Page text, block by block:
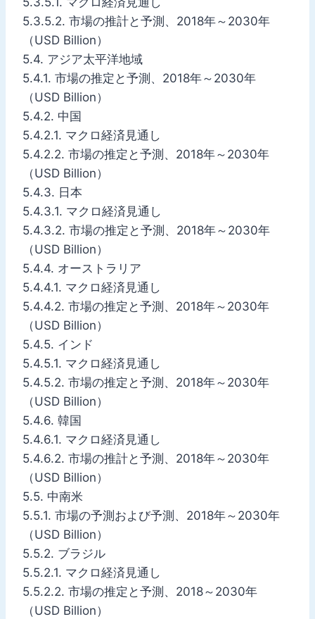
5.3.5.2. 市場の推計と予測、2018年～2030年
（USD Billion）
5.4. アジア太平洋地域
5.4.1. 市場の推定と予測、2018年～2030年
（USD Billion）
5.4.2. 中国
5.4.2.1. マクロ経済見通し
5.4.2.2. 市場の推定と予測、2018年～2030年
（USD Billion）
5.4.3. 日本
5.4.3.1. マクロ経済見通し
5.4.3.2. 市場の推定と予測、2018年～2030年
（USD Billion）
5.4.4. オーストラリア
5.4.4.1. マクロ経済見通し
5.4.4.2. 市場の推定と予測、2018年～2030年
（USD Billion）
5.4.5. インド
5.4.5.1. マクロ経済見通し
5.4.5.2. 市場の推定と予測、2018年～2030年
（USD Billion）
5.4.6. 韓国
5.4.6.1. マクロ経済見通し
5.4.6.2. 市場の推計と予測、2018年～2030年
（USD Billion）
5.5. 中南米
5.5.1. 市場の予測および予測、2018年～2030年
（USD Billion）
5.5.2. ブラジル
5.5.2.1. マクロ経済見通し
5.5.2.2. 市場の推定と予測、2018～2030年
（USD Billion）